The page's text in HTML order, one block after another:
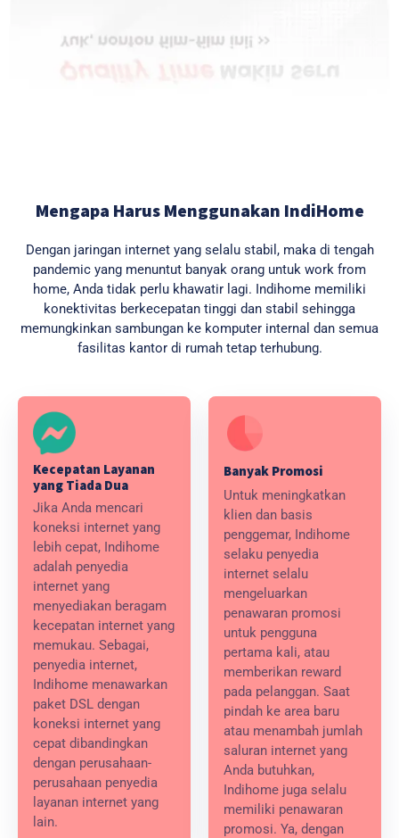
Mengapa Harus Menggunakan IndiHome
Dengan jaringan internet yang selalu stabil, maka di tengah
pandemic yang menuntut banyak orang untuk work from
home, Anda tidak perlu khawatir lagi. Indihome memiliki
konektivitas berkecepatan tinggi dan stabil sehingga
memungkinkan sambungan ke komputer internal dan semua
fasilitas kantor di rumah tetap terhubung.
Kecepatan Layanan
yang Tiada Dua
Jika Anda mencari
koneksi internet yang
lebih cepat, Indihome
adalah penyedia
internet yang
menyediakan beragam
kecepatan internet yang
memukau. Sebagai,
penyedia internet,
Indihome menawarkan
paket DSL dengan
koneksi internet yang
cepat dibandingkan
dengan perusahaan-
perusahaan penyedia
layanan internet yang
lain.
Banyak Promosi
Untuk meningkatkan
klien dan basis
penggemar, Indihome
selaku penyedia
internet selalu
mengeluarkan
penawaran promosi
untuk pengguna
pertama kali, atau
memberikan reward
pada pelanggan. Saat
pindah ke area baru
atau menambah jumlah
saluran internet yang
Anda butuhkan,
Indihome juga selalu
memiliki penawaran
promosi. Ya, dengan